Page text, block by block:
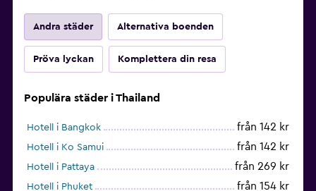
Andra städer Alternativa boenden
Pröva lyckan Komplettera din resa
Populära städer i Thailand
Hotell i Bangkok från 142 kr
Hotell i Ko Samui från 142 kr
Hotell i Pattaya från 269 kr
Hotell i Phuket från 154 kr